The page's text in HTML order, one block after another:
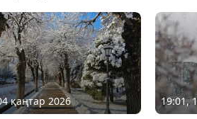
қаңтар 2026 19:01,